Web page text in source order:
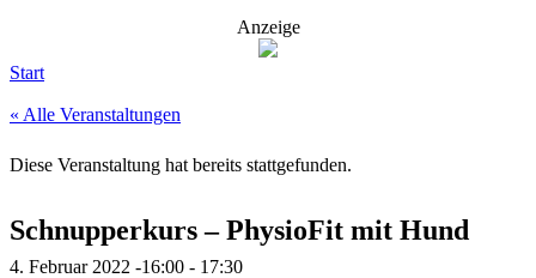
Anzeige
Start
« Alle Veranstaltungen
Diese Veranstaltung hat bereits stattgefunden.
Schnupperkurs – PhysioFit mit Hund
4. Februar 2022 -16:00 - 17:30